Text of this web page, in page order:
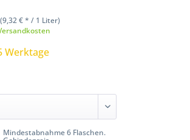
€ * / 1 Liter)
Werktage
Mindestabnahme 6 Flaschen.